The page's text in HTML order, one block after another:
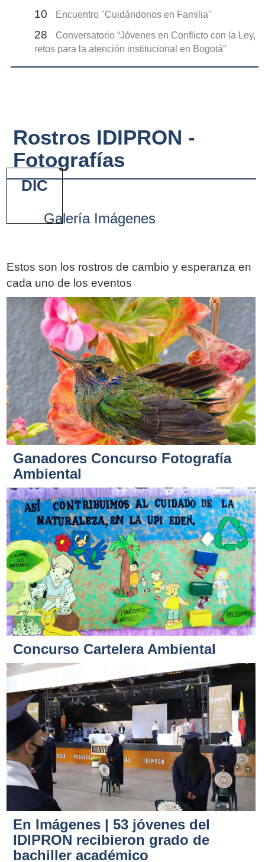
10 Encuentro "Cuidándonos en Familia"
28
Conversatorio “Jóvenes en Conflicto con la Ley,
retos para la atención institucional en Bogotá”
Rostros IDIPRON -
Fotografías
Galería Imágenes
Estos son los rostros de cambio y esperanza en
cada uno de los eventos
Ganadores Concurso Fotografía
Ambiental
Concurso Cartelera Ambiental
En Imágenes | 53 jóvenes del
IDIPRON recibieron grado de
bachiller académico
DIC